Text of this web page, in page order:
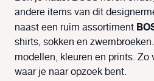
andere items van dit
naast een ruim assortiment
shirts, sokken en
modellen, kleuren en prints. Zo
waar je naar opzoek bent.